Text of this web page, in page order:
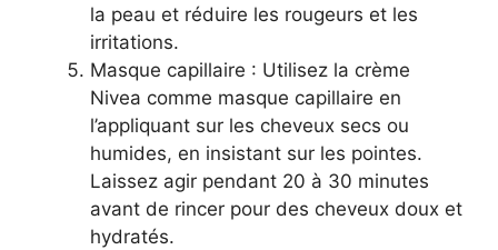
la peau et réduire les rougeurs et les
irritations.
Masque capillaire : Utilisez la crème
Nivea comme masque capillaire en
l’appliquant sur les cheveux secs ou
humides, en insistant sur les pointes.
Laissez agir pendant 20 à 30 minutes
avant de rincer pour des cheveux doux et
hydratés.